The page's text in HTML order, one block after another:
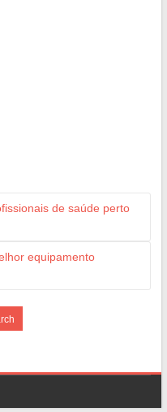
de saúde perto
equipamento